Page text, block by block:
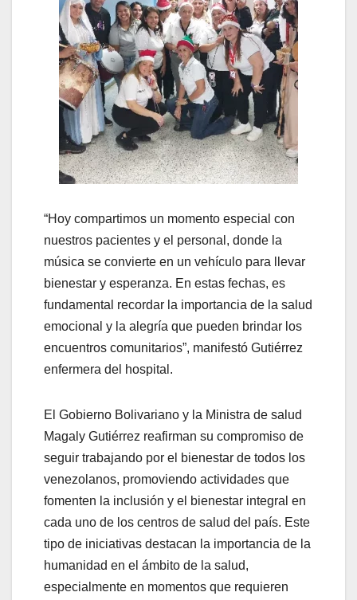
“Hoy compartimos un momento especial con
nuestros pacientes y el personal, donde la
música se convierte en un vehículo para llevar
bienestar y esperanza. En estas fechas, es
fundamental recordar la importancia de la salud
emocional y la alegría que pueden brindar los
encuentros comunitarios”, manifestó Gutiérrez
enfermera del hospital.
El Gobierno Bolivariano y la Ministra de salud
Magaly Gutiérrez reafirman su compromiso de
seguir trabajando por el bienestar de todos los
venezolanos, promoviendo actividades que
fomenten la inclusión y el bienestar integral en
cada uno de los centros de salud del país. Este
tipo de iniciativas destacan la importancia de la
humanidad en el ámbito de la salud,
especialmente en momentos que requieren